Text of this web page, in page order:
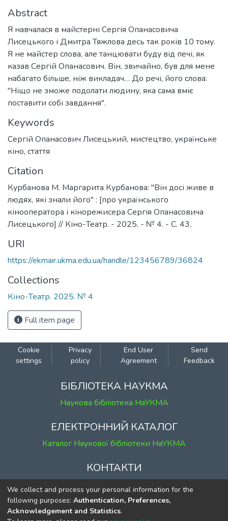
Abstract
Я навчалася в майстерні Сергія Опанасовича
Лисецького і Дмитра Тяжлова десь так років 10 тому.
Я не майстер слова, але танцювати буду від печі, як
казав Сергій Опанасович. Він, звичайно, був для мене
набагато більше, ніж викладач… До речі, його слова:
"Ніщо не зможе подолати людину, яка сама вміє
поставити собі завдання".
Keywords
Сергій Опанасович Лисецький, мистецтво, українське
кіно, стаття
Citation
Курбанова М. Маргарита Курбанова: "Він досі живе в
людях, які знали його" : [про українського
кінооператора і кінорежисера Сергія Опанасовича
Лисецького] // Кіно-Театр. - 2025. - № 4. - C. 43.
URI
https://ekmair.ukma.edu.ua/handle/123456789/36824
Collections
Кіно-Театр. 2025. № 4
Full item page
Cookie
settings
Privacy
policy
End User
Agreement
Send
Feedback
БІБЛІОТЕКА НАУКМА
Наукова бібліотека НаУКМА
ЕЛЕКТРОННИЙ КАТАЛОГ
Каталог Наукової бібліотеки НаУКМА
КОНТАКТИ
м. Київ, вул. Григорія Сковороди, 2
к. 1, к. 120
тел. (044) 463-69-31
We collect and process your personal information for the
following purposes: Authentication, Preferences,
Acknowledgement and Statistics.